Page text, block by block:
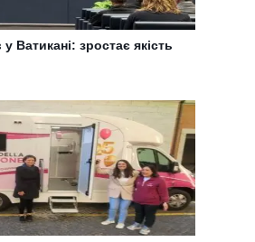
Ватикані: зростає якість